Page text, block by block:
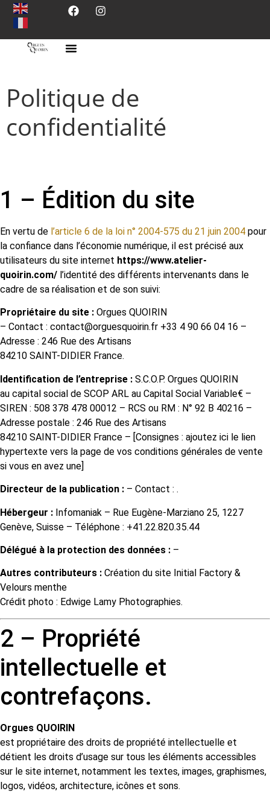
Politique de
confidentialité
1 – Édition du site
En vertu de l’article 6 de la loi n° 2004-575 du 21 juin 2004 pour
la confiance dans l’économie numérique, il est précisé aux
utilisateurs du site internet https://www.atelier-
quoirin.com/ l’identité des différents intervenants dans le
cadre de sa réalisation et de son suivi:
Propriétaire du site : Orgues QUOIRIN
– Contact : contact@orguesquoirin.fr +33 4 90 66 04 16 –
Adresse : 246 Rue des Artisans
84210 SAINT-DIDIER France.
Identification de l’entreprise : S.C.O.P. Orgues QUOIRIN
au capital social de SCOP ARL au Capital Social Variable€ –
SIREN : 508 378 478 00012 – RCS ou RM : N° 92 B 40216 –
Adresse postale : 246 Rue des Artisans
84210 SAINT-DIDIER France – [Consignes : ajoutez ici le lien
hypertexte vers la page de vos conditions générales de vente
si vous en avez une]
Directeur de la publication : – Contact : .
Hébergeur : Infomaniak – Rue Eugène-Marziano 25, 1227
Genève, Suisse – Téléphone : +41.22.820.35.44
Délégué à la protection des données : –
Autres contributeurs : Création du site Initial Factory &
Velours menthe
Crédit photo : Edwige Lamy Photographies.
2 – Propriété
intellectuelle et
contrefaçons.
Orgues QUOIRIN
est propriétaire des droits de propriété intellectuelle et
détient les droits d’usage sur tous les éléments accessibles
sur le site internet, notamment les textes, images, graphismes,
logos, vidéos, architecture, icônes et sons.